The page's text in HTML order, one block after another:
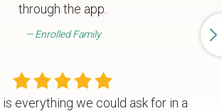
through the app.
Enrolled Family
everything we could ask for in a